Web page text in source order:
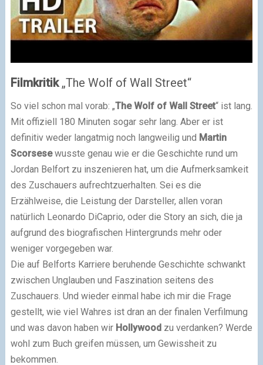
Filmkritik„The Wolf of Wall Street“
So viel schon mal vorab: „The Wolf of Wall Street“ ist lang.
Mit offiziell 180 Minuten sogar sehr lang. Aber er ist
definitiv weder langatmig noch langweilig und Martin
Scorsesewusste genau wie er die Geschichte rund um
Jordan Belfort zu inszenieren hat, um die Aufmerksamkeit
des Zuschauers aufrechtzuerhalten. Sei es die
Erzählweise, die Leistung der Darsteller, allen voran
natürlich Leonardo DiCaprio, oder die Story an sich, die ja
aufgrund des biografischen Hintergrunds mehr oder
weniger vorgegeben war.
Die auf Belforts Karriere beruhende Geschichte schwankt
zwischen Unglauben und Faszination seitens des
Zuschauers. Und wieder einmal habe ich mir die Frage
gestellt, wie viel Wahres ist dran an der finalen Verfilmung
und was davon haben wir Hollywood zu verdanken? Werde
wohl zum Buch greifen müssen, um Gewissheit zu
bekommen.